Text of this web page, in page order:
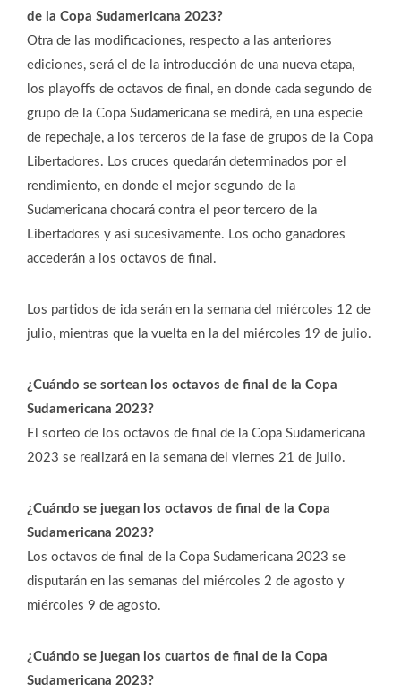
de la Copa Sudamericana 2023?
Otra de las modificaciones, respecto a las anteriores
ediciones, será el de la introducción de una nueva etapa,
los playoffs de octavos de final, en donde cada segundo de
grupo de la Copa Sudamericana se medirá, en una especie
de repechaje, a los terceros de la fase de grupos de la Copa
Libertadores. Los cruces quedarán determinados por el
rendimiento, en donde el mejor segundo de la
Sudamericana chocará contra el peor tercero de la
Libertadores y así sucesivamente. Los ocho ganadores
accederán a los octavos de final.
Los partidos de ida serán en la semana del miércoles 12 de
julio, mientras que la vuelta en la del miércoles 19 de julio.
¿Cuándo se sortean los octavos de final de la Copa
Sudamericana 2023?
El sorteo de los octavos de final de la Copa Sudamericana
2023 se realizará en la semana del viernes 21 de julio.
¿Cuándo se juegan los octavos de final de la Copa
Sudamericana 2023?
Los octavos de final de la Copa Sudamericana 2023 se
disputarán en las semanas del miércoles 2 de agosto y
miércoles 9 de agosto.
¿Cuándo se juegan los cuartos de final de la Copa
Sudamericana 2023?